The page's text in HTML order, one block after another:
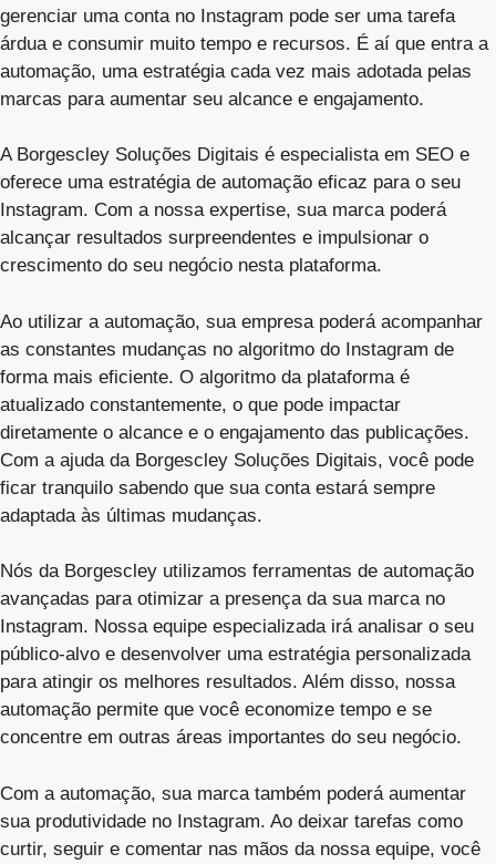
gerenciar uma conta no Instagram pode ser uma tarefa
árdua e consumir muito tempo e recursos. É aí que entra a
automação, uma estratégia cada vez mais adotada pelas
marcas para aumentar seu alcance e engajamento.
A Borgescley Soluções Digitais é especialista em SEO e
oferece uma estratégia de automação eficaz para o seu
Instagram. Com a nossa expertise, sua marca poderá
alcançar resultados surpreendentes e impulsionar o
crescimento do seu negócio nesta plataforma.
Ao utilizar a automação, sua empresa poderá acompanhar
as constantes mudanças no algoritmo do Instagram de
forma mais eficiente. O algoritmo da plataforma é
atualizado constantemente, o que pode impactar
diretamente o alcance e o engajamento das publicações.
Com a ajuda da Borgescley Soluções Digitais, você pode
ficar tranquilo sabendo que sua conta estará sempre
adaptada às últimas mudanças.
Nós da Borgescley utilizamos ferramentas de automação
avançadas para otimizar a presença da sua marca no
Instagram. Nossa equipe especializada irá analisar o seu
público-alvo e desenvolver uma estratégia personalizada
para atingir os melhores resultados. Além disso, nossa
automação permite que você economize tempo e se
concentre em outras áreas importantes do seu negócio.
Com a automação, sua marca também poderá aumentar
sua produtividade no Instagram. Ao deixar tarefas como
curtir, seguir e comentar nas mãos da nossa equipe, você